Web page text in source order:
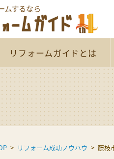
リフォームガイドとは
リフォーム成功ノウハウ 藤枝